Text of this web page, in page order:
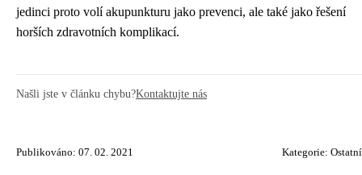
jedinci proto volí akupunkturu jako prevenci, ale také jako řešení
horších zdravotních komplikací.
Našli jste v článku chybu?Kontaktujte nás
Publikováno: 07. 02. 2021 Kategorie: Ostatní